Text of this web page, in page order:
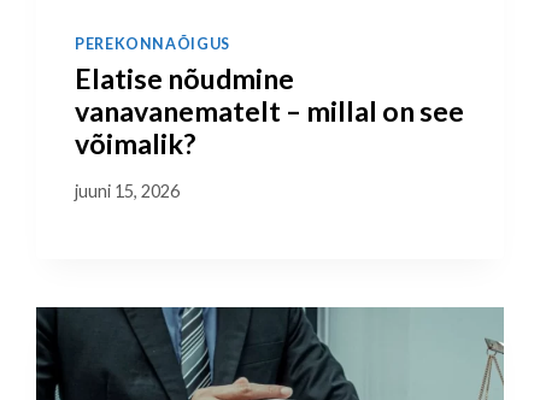
PEREKONNAÕIGUS
Elatise nõudmine
vanavanematelt – millal on see
võimalik?
juuni 15, 2026